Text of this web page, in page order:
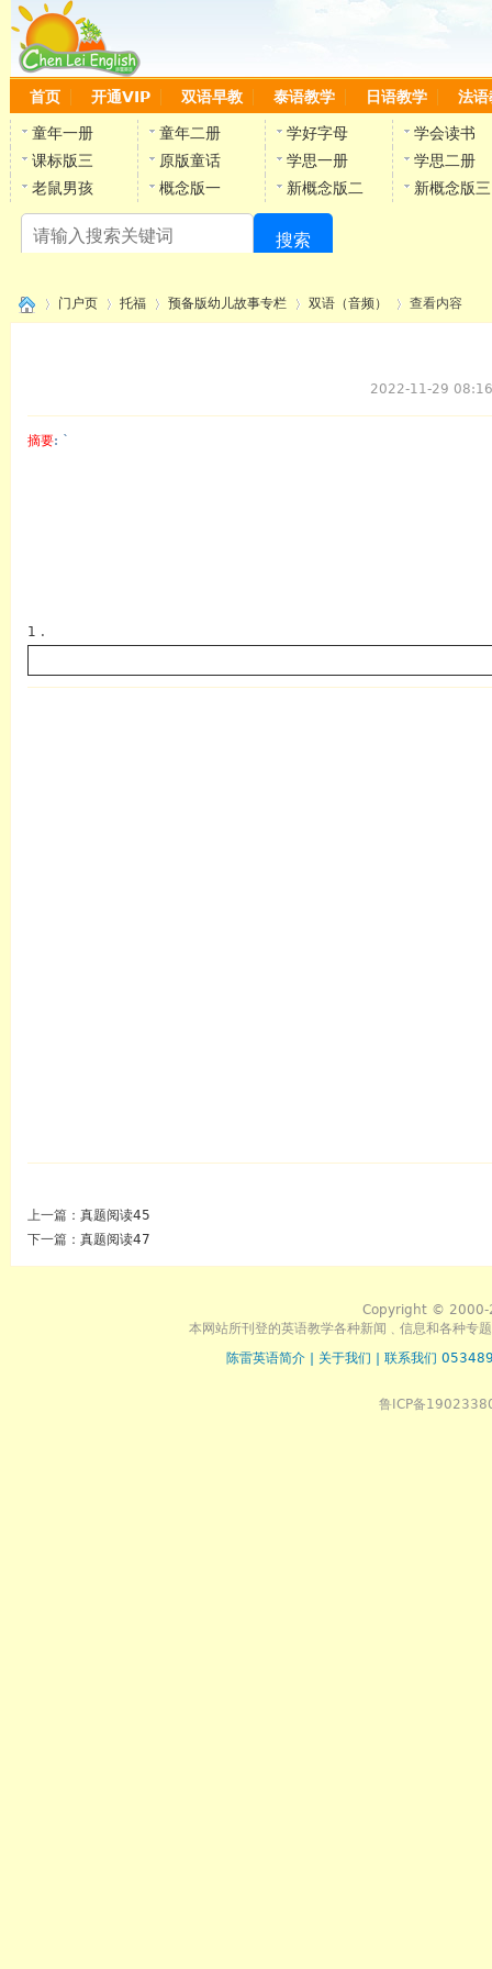
首页 开通VIP 双语早教 泰语教学 日语教学 法语
童年一册 童年二册 学好字母
学会读书
课标版三
原版童话 学思一册
学思二册
老鼠男孩
概念版一 新概念版二 新概念版三
搜索
门户页 托福 预备版幼儿故事专栏 双语（音频）
›
查看内容
2022-11-29 08:16
摘要: `
1 .
上一篇： 真题阅读45
下一篇： 真题阅读47
Copyright © 2000-
本网站所刊登的英语教学各种新闻﹑信息和各种专
陈雷英语简介
关于我们 联系我们
鲁ICP备